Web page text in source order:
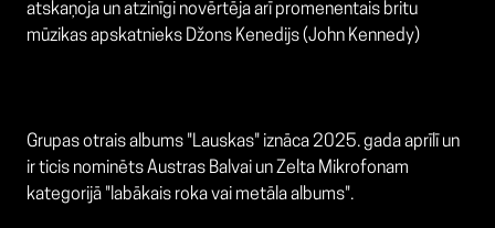
atskaņoja un atzinīgi novērtēja arī promenentais britu
mūzikas apskatnieks Džons Kenedijs (John Kennedy)
Grupas otrais albums "Lauskas" iznāca 2025. gada aprīlī un
ir ticis nominēts Austras Balvai un Zelta Mikrofonam
kategorijā "labākais roka vai metāla albums".